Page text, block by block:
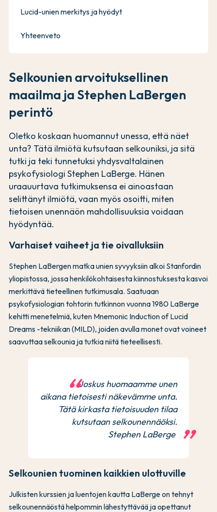
Selkounien arvoituksellinen
maailma ja Stephen LaBergen
perintö
Oletko koskaan huomannut unessa, että näet
unta? Tätä ilmiötä kutsutaan selkouniksi, ja sitä
tutki ja teki tunnetuksi yhdysvaltalainen
psykofysiologi Stephen LaBerge. Hänen
uraauurtava tutkimuksensa ei ainoastaan
selittänyt ilmiötä, vaan myös osoitti, miten
tietoisen unennäön mahdollisuuksia voidaan
hyödyntää.
Varhaiset vaiheet ja tie oivalluksiin
Stephen LaBergen matka unien syvyyksiin alkoi Stanfordin
yliopistossa, jossa henkilökohtaisesta kiinnostuksesta kasvoi
merkittävä tieteellinen tutkimusala. Saatuaan
psykofysiologian tohtorin tutkinnon vuonna 1980 LaBerge
kehitti menetelmiä, kuten Mnemonic Induction of Lucid
Dreams -tekniikan (MILD), joiden avulla monet ovat voineet
saavuttaa selkounia ja tutkia niitä tieteellisesti.
Joskus huomaamme unen
aikana tietoisesti näkevämme unta.
Tätä kirkasta tietoisuuden tilaa
kutsutaan selkounennäöksi.
Stephen LaBerge
Selkounien tuominen kaikkien ulottuville
Julkisten kurssien ja luentojen kautta LaBerge on tehnyt
selkounennäöstä helpommin lähestyttävää ja opettanut
Lucid-unien merkitys ja hyödyt
Yhteenveto